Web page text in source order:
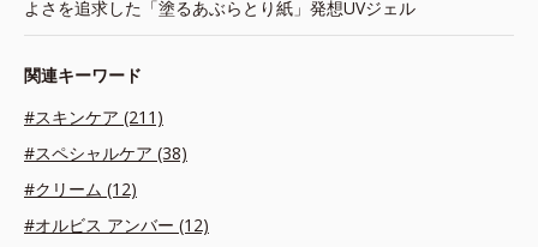
よさを追求した「塗るあぶらとり紙」発想UVジェル
関連キーワード
#スキンケア (211)
#スペシャルケア (38)
#クリーム (12)
#オルビス アンバー (12)